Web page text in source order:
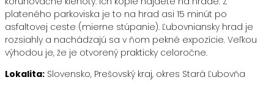
plateného parkoviska je to na hrad asi 15 minút po
asfaltovej ceste (mierne stúpanie). Ľubovniansky hrad je
rozsiahly a nachádzajú sa v ňom pekné expozície. Veľkou
výhodou je, že je otvorený prakticky celoročne.
Lokalita: Slovensko, Prešovský kraj, okres Stará Ľubovňa